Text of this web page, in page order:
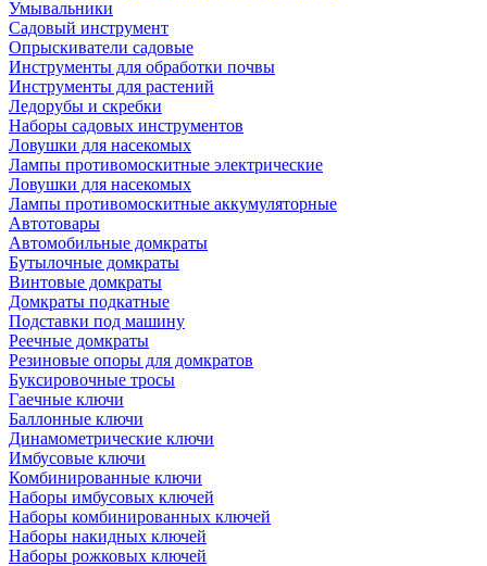
Умывальники
Садовый инструмент
Опрыскиватели садовые
Инструменты для обработки почвы
Инструменты для растений
Ледорубы и скребки
Наборы садовых инструментов
Ловушки для насекомых
Лампы противомоскитные электрические
Ловушки для насекомых
Лампы противомоскитные аккумуляторные
Автотовары
Автомобильные домкраты
Бутылочные домкраты
Винтовые домкраты
Домкраты подкатные
Подставки под машину
Реечные домкраты
Резиновые опоры для домкратов
Буксировочные тросы
Гаечные ключи
Баллонные ключи
Динамометрические ключи
Имбусовые ключи
Комбинированные ключи
Наборы имбусовых ключей
Наборы комбинированных ключей
Наборы накидных ключей
Наборы рожковых ключей